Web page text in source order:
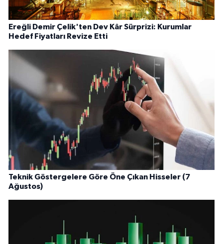
Ereğli Demir Çelik'ten Dev Kâr Sürprizi: Kurumlar
Hedef Fiyatları Revize Etti
Teknik Göstergelere Göre Öne Çıkan Hisseler (7
Ağustos)